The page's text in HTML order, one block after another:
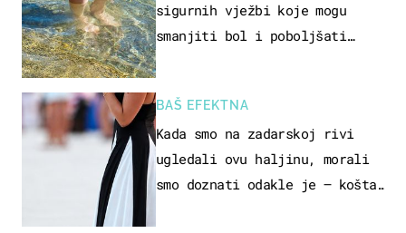
sigurnih vježbi koje mogu
smanjiti bol i poboljšati
BAŠ EFEKTNA
Kada smo na zadarskoj rivi
ugledali ovu haljinu, morali
smo doznati odakle je – košta